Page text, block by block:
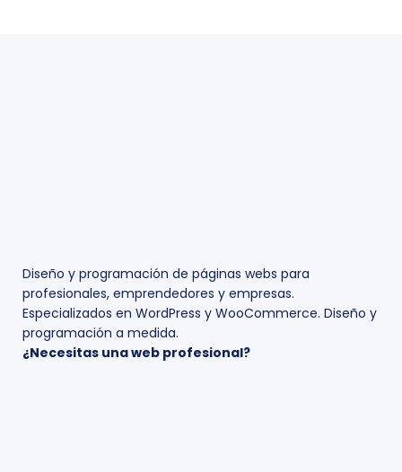
Diseño y programación de páginas webs para
profesionales, emprendedores y empresas.
Especializados en WordPress y WooCommerce. Diseño y
programación a medida.
¿Necesitas una web profesional?